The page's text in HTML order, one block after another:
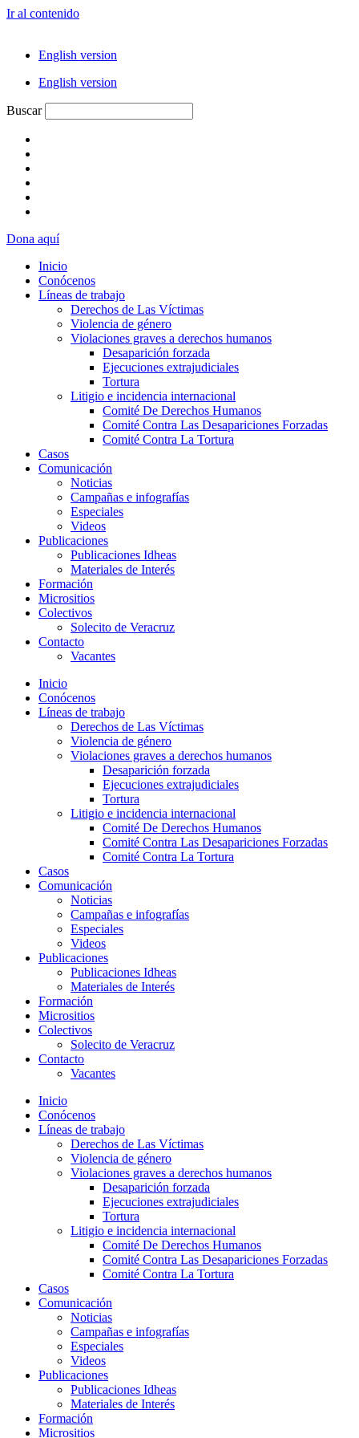
Ir al contenido
English version
English version
Buscar
Dona aquí
Inicio
Conócenos
Líneas de trabajo
Derechos de Las Víctimas
Violencia de género
Violaciones graves a derechos humanos
Desaparición forzada​
Ejecuciones extrajudiciales
Tortura
Litigio e incidencia internacional
Comité De Derechos Humanos​
Comité Contra Las Desapariciones Forzadas
Comité Contra La Tortura​
Casos
Comunicación
Noticias
Campañas e infografías
Especiales
Videos
Publicaciones
Publicaciones Idheas
Materiales de Interés
Formación
Micrositios
Colectivos
Solecito de Veracruz
Contacto
Vacantes
Inicio
Conócenos
Líneas de trabajo
Derechos de Las Víctimas
Violencia de género
Violaciones graves a derechos humanos
Desaparición forzada​
Ejecuciones extrajudiciales
Tortura
Litigio e incidencia internacional
Comité De Derechos Humanos​
Comité Contra Las Desapariciones Forzadas
Comité Contra La Tortura​
Casos
Comunicación
Noticias
Campañas e infografías
Especiales
Videos
Publicaciones
Publicaciones Idheas
Materiales de Interés
Formación
Micrositios
Colectivos
Solecito de Veracruz
Contacto
Vacantes
Inicio
Conócenos
Líneas de trabajo
Derechos de Las Víctimas
Violencia de género
Violaciones graves a derechos humanos
Desaparición forzada​
Ejecuciones extrajudiciales
Tortura
Litigio e incidencia internacional
Comité De Derechos Humanos​
Comité Contra Las Desapariciones Forzadas
Comité Contra La Tortura​
Casos
Comunicación
Noticias
Campañas e infografías
Especiales
Videos
Publicaciones
Publicaciones Idheas
Materiales de Interés
Formación
Micrositios